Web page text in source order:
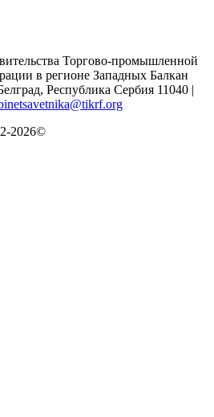
Торгово-промышленной
в регионе Западных Балкан
Республика Сербия 11040 |
2026©